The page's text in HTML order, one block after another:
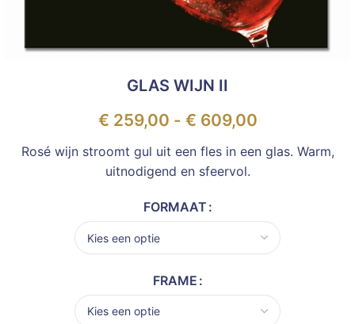
GLAS WIJN II
€ 259,00 - € 609,00
Rosé wijn stroomt gul uit een fles in een glas. Warm,
uitnodigend en sfeervol.
FORMAAT
FRAME